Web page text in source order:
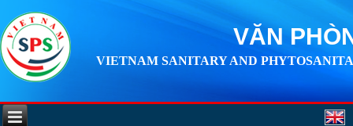
VĂN
VIETNAM SANITARY AND